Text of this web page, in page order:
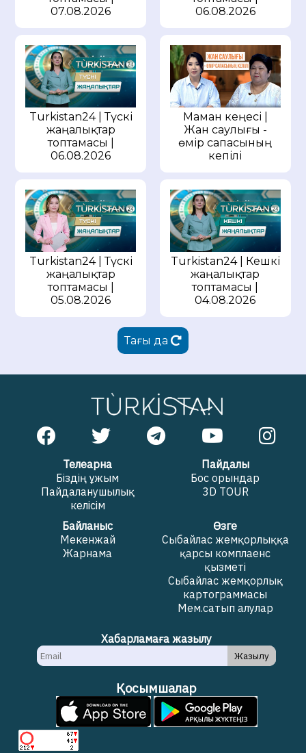
07.08.2026
06.08.2026
Turkistan24 | Түскі
жаңалықтар
топтамасы |
06.08.2026
Маман кеңесі |
Жан саулығы -
өмір сапасының
кепілі
Turkistan24 | Түскі
жаңалықтар
топтамасы |
05.08.2026
Turkistan24 | Кешкі
жаңалықтар
топтамасы |
04.08.2026
Тағы да
Телеарна
Біздің ұжым
Пайдаланушылық
келісім
Пайдалы
Бос орындар
3D TOUR
Байланыс
Мекенжай
Жарнама
Өзге
Сыбайлас жемқорлыққа
қарсы комплаенс
қызметі
Сыбайлас жемқорлық
картограммасы
Мем.сатып алулар
Хабарламаға жазылу
Жазылу
Қосымшалар